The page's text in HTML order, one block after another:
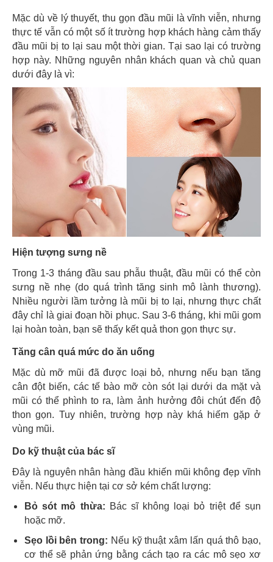
Mặc dù về lý thuyết, thu gọn đầu mũi là vĩnh viễn, nhưng
thực tế vẫn có một số ít trường hợp khách hàng cảm thấy
đầu mũi bị to lại sau một thời gian. Tại sao lại có trường
hợp này. Những nguyên nhân khách quan và chủ quan
dưới đây là vì:
Hiện tượng sưng nề
Trong 1-3 tháng đầu sau phẫu thuật, đầu mũi có thể còn
sưng nề nhẹ (do quá trình tăng sinh mô lành thương).
Nhiều người lầm tưởng là mũi bị to lại, nhưng thực chất
đây chỉ là giai đoạn hồi phục. Sau 3-6 tháng, khi mũi gom
lại hoàn toàn, bạn sẽ thấy kết quả thon gọn thực sự.
Tăng cân quá mức do ăn uống
Mặc dù mỡ mũi đã được loại bỏ, nhưng nếu bạn tăng
cân đột biến, các tế bào mỡ còn sót lại dưới da mặt và
mũi có thể phình to ra, làm ảnh hưởng đôi chút đến độ
thon gọn. Tuy nhiên, trường hợp này khá hiếm gặp ở
vùng mũi.
Do kỹ thuật của bác sĩ
Đây là nguyên nhân hàng đầu khiến mũi không đẹp vĩnh
viễn. Nếu thực hiện tại cơ sở kém chất lượng:
Bỏ sót mô thừa: Bác sĩ không loại bỏ triệt để sụn
hoặc mỡ.
Sẹo lồi bên trong: Nếu kỹ thuật xâm lấn quá thô bạo,
cơ thể sẽ phản ứng bằng cách tạo ra các mô sẹo xơ